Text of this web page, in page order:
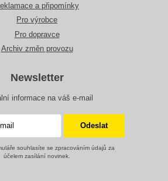
a připomínky
Pro výrobce
Pro dopravce
Archiv změn provozu
Newsletter
informace na váš e-mail
souhlasíte se zpracováním údajů za
účelem zasílání novinek.